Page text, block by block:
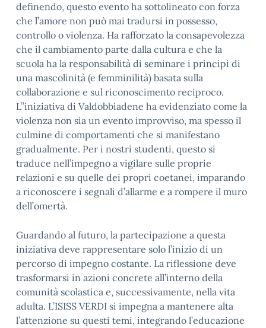
definendo, questo evento ha sottolineato con forza
che l’amore non può mai tradursi in possesso,
controllo o violenza. Ha rafforzato la consapevolezza
che il cambiamento parte dalla cultura e che la
scuola ha la responsabilità di seminare i principi di
una mascolinità (e femminilità) basata sulla
collaborazione e sul riconoscimento reciproco.
L”iniziativa di Valdobbiadene ha evidenziato come la
violenza non sia un evento improvviso, ma spesso il
culmine di comportamenti che si manifestano
gradualmente. Per i nostri studenti, questo si
traduce nell’impegno a vigilare sulle proprie
relazioni e su quelle dei propri coetanei, imparando
a riconoscere i segnali d’allarme e a rompere il muro
dell’omertà.
Guardando al futuro, la partecipazione a questa
iniziativa deve rappresentare solo l’inizio di un
percorso di impegno costante. La riflessione deve
trasformarsi in azioni concrete all’interno della
comunità scolastica e, successivamente, nella vita
adulta. L’ISISS VERDI si impegna a mantenere alta
l’attenzione su questi temi, integrando l’educazione